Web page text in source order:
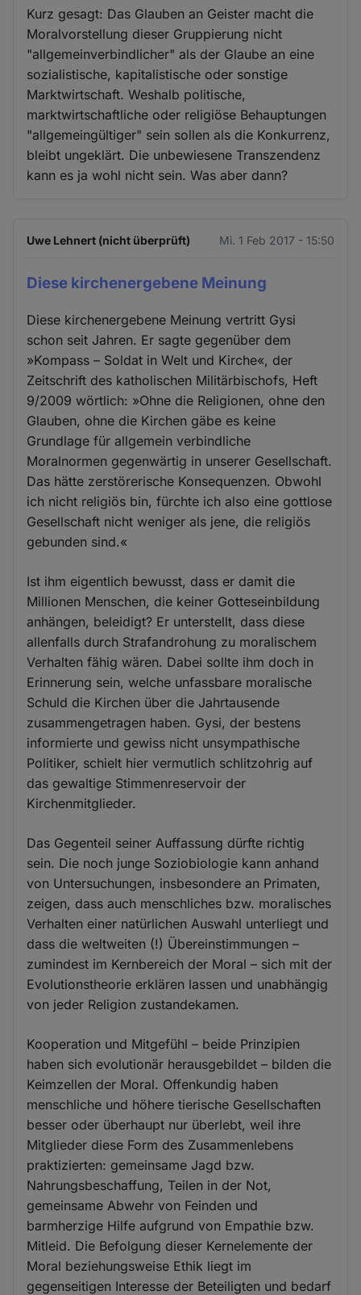
Kurz gesagt: Das Glauben an Geister macht die
Moralvorstellung dieser Gruppierung nicht
"allgemeinverbindlicher" als der Glaube an eine
sozialistische, kapitalistische oder sonstige
Marktwirtschaft. Weshalb politische,
marktwirtschaftliche oder religiöse Behauptungen
"allgemeingültiger" sein sollen als die Konkurrenz,
bleibt ungeklärt. Die unbewiesene Transzendenz
kann es ja wohl nicht sein. Was aber dann?
Uwe Lehnert (nicht überprüft) Mi. 1 Feb 2017 - 15:50
Diese kirchenergebene Meinung
Diese kirchenergebene Meinung vertritt Gysi
schon seit Jahren. Er sagte gegenüber dem
»Kompass – Soldat in Welt und Kirche«, der
Zeitschrift des katholischen Militärbischofs, Heft
9/2009 wörtlich: »Ohne die Religionen, ohne den
Glauben, ohne die Kirchen gäbe es keine
Grundlage für allgemein verbindliche
Moralnormen gegenwärtig in unserer Gesellschaft.
Das hätte zerstörerische Konsequenzen. Obwohl
ich nicht religiös bin, fürchte ich also eine gottlose
Gesellschaft nicht weniger als jene, die religiös
gebunden sind.«
Ist ihm eigentlich bewusst, dass er damit die
Millionen Menschen, die keiner Gotteseinbildung
anhängen, beleidigt? Er unterstellt, dass diese
allenfalls durch Strafandrohung zu moralischem
Verhalten fähig wären. Dabei sollte ihm doch in
Erinnerung sein, welche unfassbare moralische
Schuld die Kirchen über die Jahrtausende
zusammengetragen haben. Gysi, der bestens
informierte und gewiss nicht unsympathische
Politiker, schielt hier vermutlich schlitzohrig auf
das gewaltige Stimmenreservoir der
Kirchenmitglieder.
Das Gegenteil seiner Auffassung dürfte richtig
sein. Die noch junge Soziobiologie kann anhand
von Untersuchungen, insbesondere an Primaten,
zeigen, dass auch menschliches bzw. moralisches
Verhalten einer natürlichen Auswahl unterliegt und
dass die weltweiten (!) Übereinstimmungen –
zumindest im Kernbereich der Moral – sich mit der
Evolutionstheorie erklären lassen und unabhängig
von jeder Religion zustandekamen.
Kooperation und Mitgefühl – beide Prinzipien
haben sich evolutionär herausgebildet – bilden die
Keimzellen der Moral. Offenkundig haben
menschliche und höhere tierische Gesellschaften
besser oder überhaupt nur überlebt, weil ihre
Mitglieder diese Form des Zusammenlebens
praktizierten: gemeinsame Jagd bzw.
Nahrungsbeschaffung, Teilen in der Not,
gemeinsame Abwehr von Feinden und
barmherzige Hilfe aufgrund von Empathie bzw.
Mitleid. Die Befolgung dieser Kernelemente der
Moral beziehungsweise Ethik liegt im
gegenseitigen Interesse der Beteiligten und bedarf